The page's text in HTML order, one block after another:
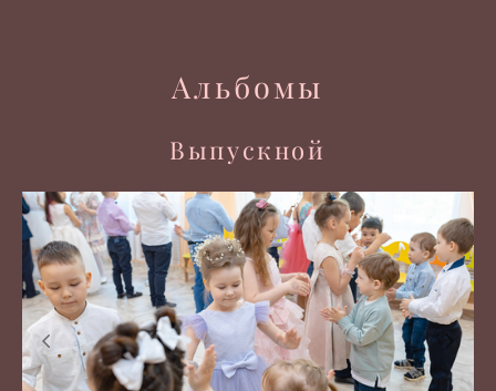
Альбомы
Выпускной